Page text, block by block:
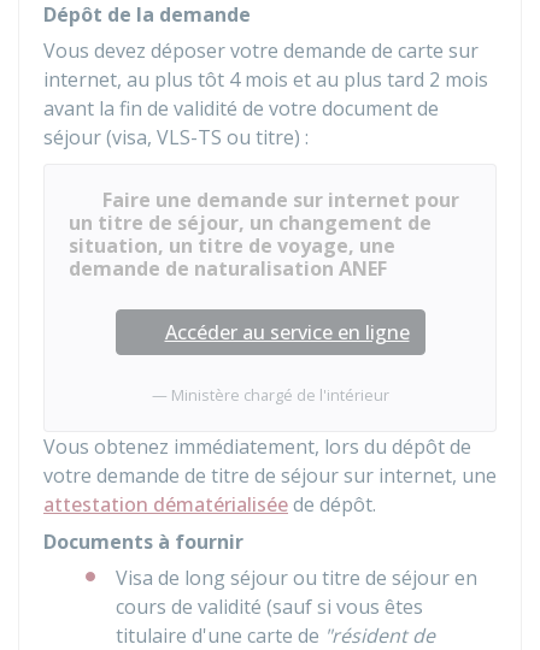
Dépôt de la demande
Vous devez déposer votre demande de carte sur
internet, au plus tôt 4 mois et au plus tard 2 mois
avant la fin de validité de votre document de
séjour (visa, VLS-TS ou titre) :
Faire une demande sur internet pour
un titre de séjour, un changement de
situation, un titre de voyage, une
demande de naturalisation ANEF
Accéder au service en ligne
Ministère chargé de l'intérieur
Vous obtenez immédiatement, lors du dépôt de
votre demande de titre de séjour sur internet, une
attestation dématérialiséede dépôt.
Documents à fournir
Visa de long séjour ou titre de séjour en
cours de validité (sauf si vous êtes
titulaire d'une carte de "résident de